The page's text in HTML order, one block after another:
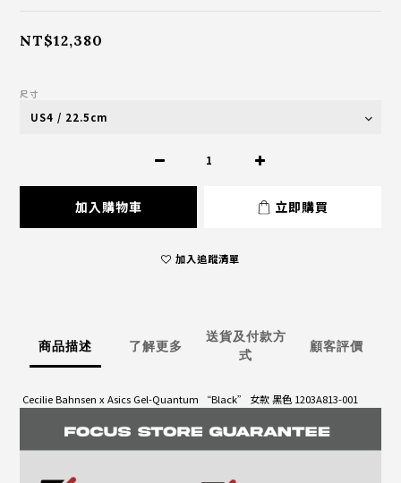
NT$12,380
尺寸
加入購物車 立即購買
加入追蹤清單
商品描述 了解更多
送貨及付款方
式
顧客評價
Cecilie Bahnsen x Asics Gel-Quantum “Black” 女款 黑色 1203A813-001